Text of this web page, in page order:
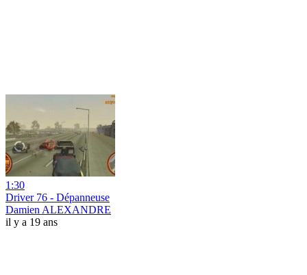
1:30
Driver 76 - Dépanneuse
Damien ALEXANDRE
il y a 19 ans